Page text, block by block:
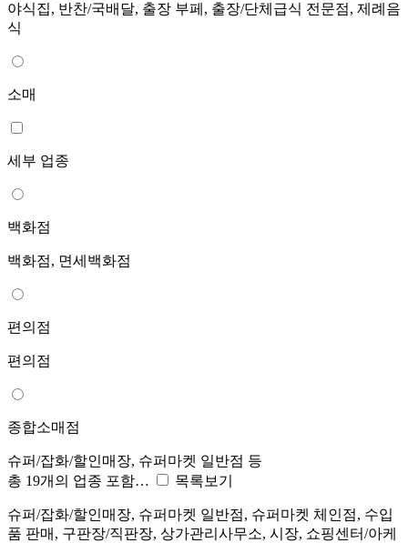
야식집, 반찬/국배달, 출장 부페, 출장/단체급식 전문점, 제례음
식
소매
세부 업종
백화점
백화점, 면세백화점
편의점
편의점
종합소매점
슈퍼/잡화/할인매장, 슈퍼마켓 일반점 등
총 19개의 업종 포함…
목록보기
슈퍼/잡화/할인매장, 슈퍼마켓 일반점, 슈퍼마켓 체인점, 수입
품 판매, 구판장/직판장, 상가관리사무소, 시장, 쇼핑센터/아케